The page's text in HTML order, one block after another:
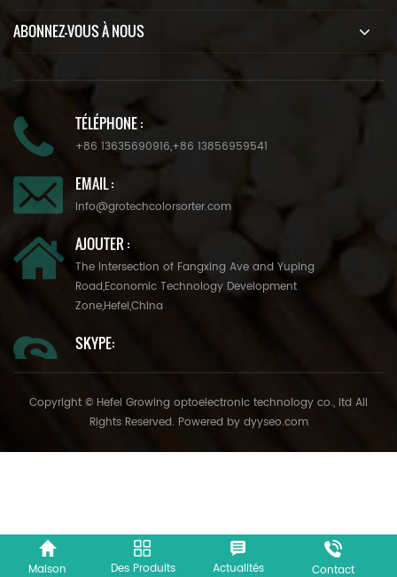
ABONNEZ-VOUS À NOUS
TÉLÉPHONE :
+86 13635690916,+86 13856959541
EMAIL :
info@grotechcolorsorter.com
AJOUTER :
The Intersection of Fangxing Ave and Yuping
Road,Economic Technology Development
Zone,Hefei,China
SKYPE:
Copyright © Hefei Growing optoelectronic technology co., ltd All
Rights Reserved. Powered by dyyseo.com
Maison Des Produits Actualités Contact